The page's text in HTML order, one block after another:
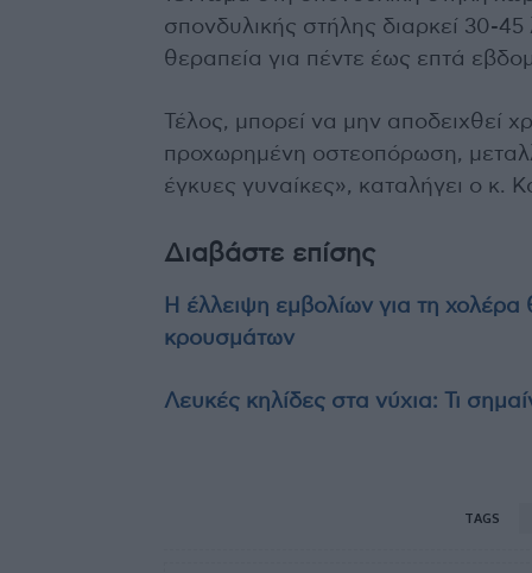
σπονδυλικής στήλης διαρκεί 30-
θεραπεία για πέντε έως επτά
Τέλος, μπορεί να μην αποδειχθεί
προχωρημένη οστεοπόρωση,
έγκυες γυναίκες», καταλήγει ο κ.
Διαβάστε επίσης
Η έλλειψη εμβολίων για τη
κρουσμάτων
Λευκές κηλίδες στα νύχια: Τι
TAGS